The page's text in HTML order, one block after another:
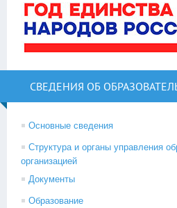
СВЕДЕНИЯ ОБ
Основные сведения
Структура и органы управления
организацией
Документы
Образование